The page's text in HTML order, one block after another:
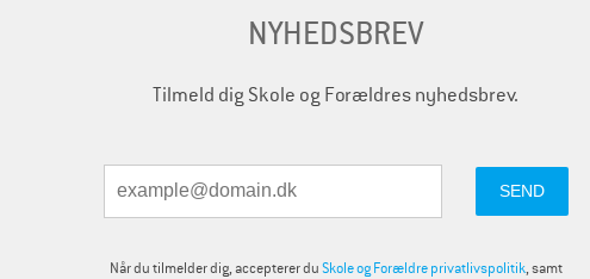
NYHEDSBREV
Tilmeld dig Skole og Forældres nyhedsbrev.
Når du tilmelder dig, accepterer duSkole og Forældre privatlivspolitik, samt